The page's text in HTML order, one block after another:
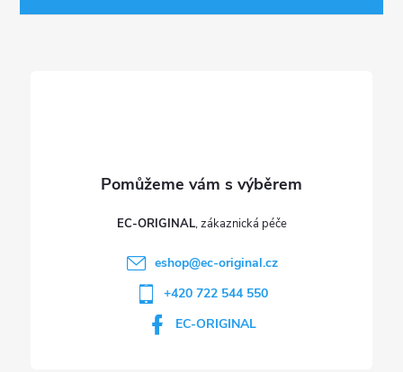
EC-ORIGINAL
eshop@ec-original.cz
+420 722 544 550
EC-ORIGINAL